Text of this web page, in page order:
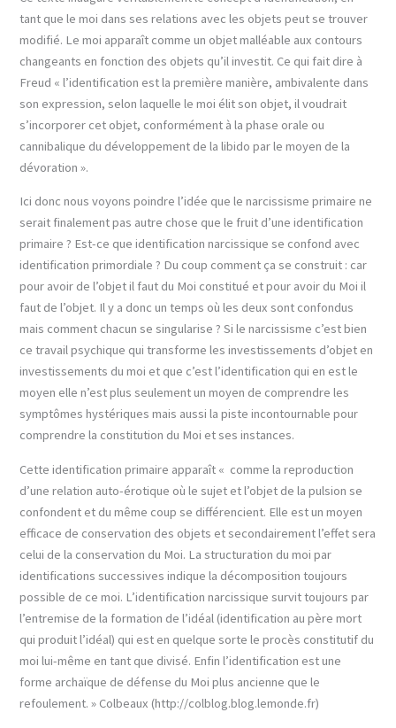
tant que le moi dans ses relations avec les objets peut se trouver
modifié. Le moi apparaît comme un objet malléable aux contours
changeants en fonction des objets qu’il investit. Ce qui fait dire à
Freud « l’identification est la première manière, ambivalente dans
son expression, selon laquelle le moi élit son objet, il voudrait
s’incorporer cet objet, conformément à la phase orale ou
cannibalique du développement de la libido par le moyen de la
dévoration ».
Ici donc nous voyons poindre l’idée que le narcissisme primaire ne
serait finalement pas autre chose que le fruit d’une identification
primaire ? Est-ce que identification narcissique se confond avec
identification primordiale ? Du coup comment ça se construit : car
pour avoir de l’objet il faut du Moi constitué et pour avoir du Moi il
faut de l’objet. Il y a donc un temps où les deux sont confondus
mais comment chacun se singularise ? Si le narcissisme c’est bien
ce travail psychique qui transforme les investissements d’objet en
investissements du moi et que c’est l’identification qui en est le
moyen elle n’est plus seulement un moyen de comprendre les
symptômes hystériques mais aussi la piste incontournable pour
comprendre la constitution du Moi et ses instances.
Cette identification primaire apparaît « comme la reproduction
d’une relation auto-érotique où le sujet et l’objet de la pulsion se
confondent et du même coup se différencient. Elle est un moyen
efficace de conservation des objets et secondairement l’effet sera
celui de la conservation du Moi. La structuration du moi par
identifications successives indique la décomposition toujours
possible de ce moi. L’identification narcissique survit toujours par
l’entremise de la formation de l’idéal (identification au père mort
qui produit l’idéal) qui est en quelque sorte le procès constitutif du
moi lui-même en tant que divisé. Enfin l’identification est une
forme archaïque de défense du Moi plus ancienne que le
refoulement. » Colbeaux (http://colblog.blog.lemonde.fr)